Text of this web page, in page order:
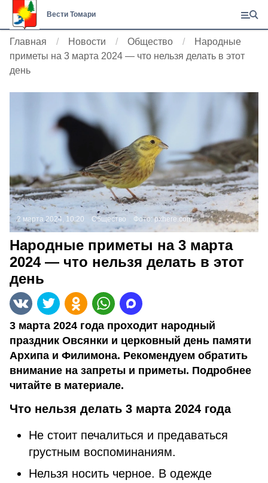
Вести Томари
Главная Новости Общество
Народные
приметы на 3 марта 2024 — что нельзя делать в этот
день
2 марта 2024, 10:20 Общество Фото:pxhere.com
Народные приметы на 3 марта
2024 — что нельзя делать в этот
день
3 марта 2024 года проходит народный
праздник Овсянки и церковный день памяти
Архипа и Филимона. Рекомендуем обратить
внимание на запреты и приметы. Подробнее
читайте в материале.
Что нельзя делать 3 марта 2024 года
Не стоит печалиться и предаваться
грустным воспоминаниям.
Нельзя носить черное. В одежде